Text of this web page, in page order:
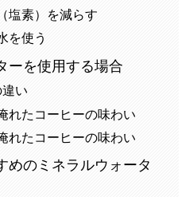
塩素）を減らす
を使う
ーを使用する場合
い
れたコーヒーの味わい
れたコーヒーの味わい
めのミネラルウォータ